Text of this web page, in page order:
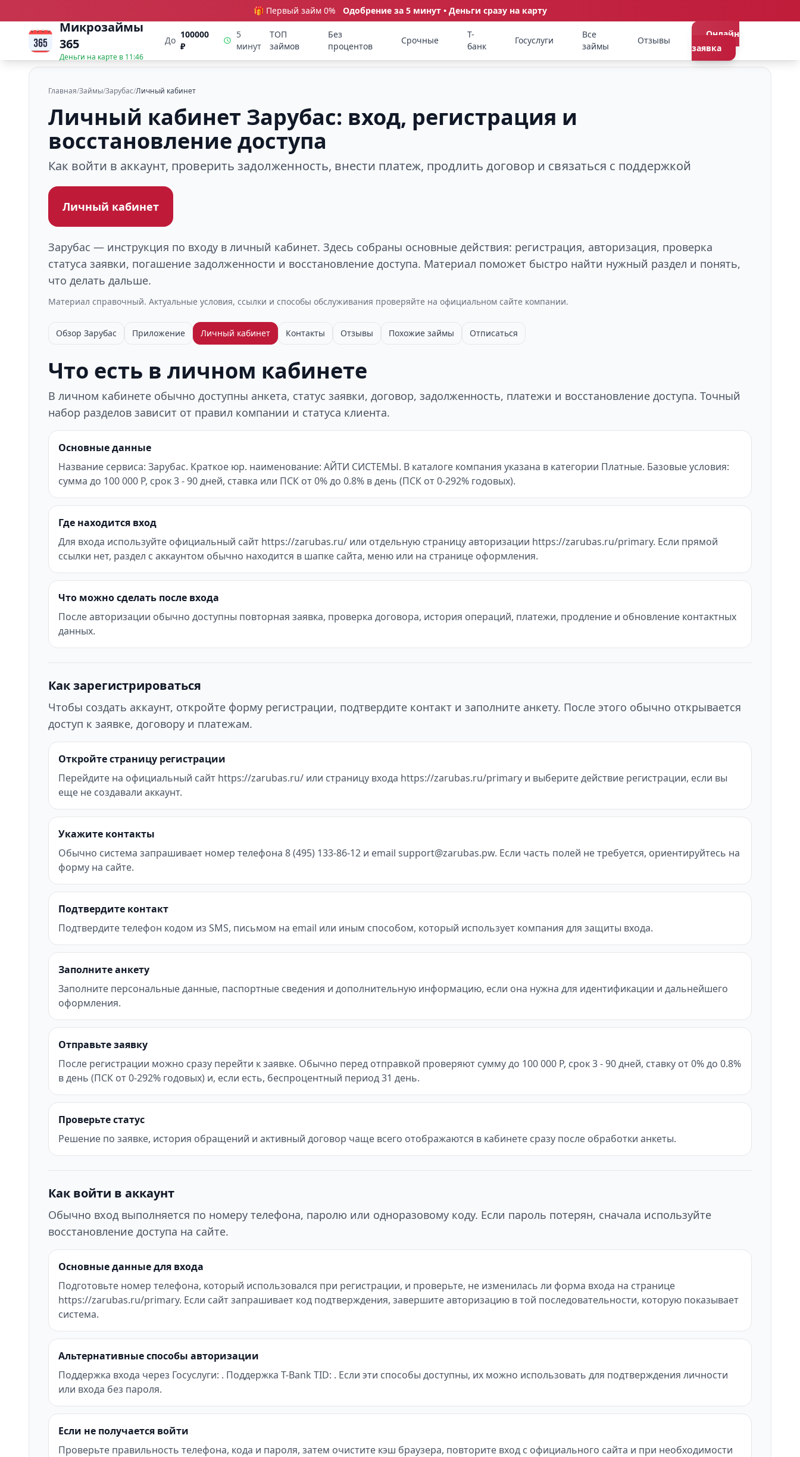
🎁 Первый займ 0% Одобрение за 5 минут • Деньги сразу на карту
Микрозаймы
365
Деньги на карте в 11:46
До
100000
₽
5
минут
ТОП
займов
Без
процентов
Срочные
Т-
банк
Госуслуги
Все
займы
Отзывы
Онлайн
заявка
Главная/Займы/Зарубас/Личный кабинет
Личный кабинет Зарубас: вход, регистрация и
восстановление доступа
Как войти в аккаунт, проверить задолженность, внести платеж, продлить договор и связаться с поддержкой
Личный кабинет
Зарубас — инструкция по входу в личный кабинет. Здесь собраны основные действия: регистрация, авторизация, проверка
статуса заявки, погашение задолженности и восстановление доступа. Материал поможет быстро найти нужный раздел и понять,
что делать дальше.
Материал справочный. Актуальные условия, ссылки и способы обслуживания проверяйте на официальном сайте компании.
Обзор Зарубас Приложение Личный кабинет Контакты Отзывы Похожие займы Отписаться
Что есть в личном кабинете
В личном кабинете обычно доступны анкета, статус заявки, договор, задолженность, платежи и восстановление доступа. Точный
набор разделов зависит от правил компании и статуса клиента.
Основные данные
Название сервиса: Зарубас. Краткое юр. наименование: АЙТИ СИСТЕМЫ. В каталоге компания указана в категории Платные. Базовые условия:
сумма до 100 000 Р, срок 3 - 90 дней, ставка или ПСК от 0% до 0.8% в день (ПСК от 0-292% годовых).
Где находится вход
Для входа используйте официальный сайт https://zarubas.ru/ или отдельную страницу авторизации https://zarubas.ru/primary. Если прямой
ссылки нет, раздел с аккаунтом обычно находится в шапке сайта, меню или на странице оформления.
Что можно сделать после входа
После авторизации обычно доступны повторная заявка, проверка договора, история операций, платежи, продление и обновление контактных
данных.
Как зарегистрироваться
Чтобы создать аккаунт, откройте форму регистрации, подтвердите контакт и заполните анкету. После этого обычно открывается
доступ к заявке, договору и платежам.
Откройте страницу регистрации
Перейдите на официальный сайт https://zarubas.ru/ или страницу входа https://zarubas.ru/primary и выберите действие регистрации, если вы
еще не создавали аккаунт.
Укажите контакты
Обычно система запрашивает номер телефона 8 (495) 133-86-12 и email support@zarubas.pw. Если часть полей не требуется, ориентируйтесь на
форму на сайте.
Подтвердите контакт
Подтвердите телефон кодом из SMS, письмом на email или иным способом, который использует компания для защиты входа.
Заполните анкету
Заполните персональные данные, паспортные сведения и дополнительную информацию, если она нужна для идентификации и дальнейшего
оформления.
Отправьте заявку
После регистрации можно сразу перейти к заявке. Обычно перед отправкой проверяют сумму до 100 000 Р, срок 3 - 90 дней, ставку от 0% до 0.8%
в день (ПСК от 0-292% годовых) и, если есть, беспроцентный период 31 день.
Проверьте статус
Решение по заявке, история обращений и активный договор чаще всего отображаются в кабинете сразу после обработки анкеты.
Как войти в аккаунт
Обычно вход выполняется по номеру телефона, паролю или одноразовому коду. Если пароль потерян, сначала используйте
восстановление доступа на сайте.
Основные данные для входа
Подготовьте номер телефона, который использовался при регистрации, и проверьте, не изменилась ли форма входа на странице
https://zarubas.ru/primary. Если сайт запрашивает код подтверждения, завершите авторизацию в той последовательности, которую показывает
система.
Альтернативные способы авторизации
Поддержка входа через Госуслуги: . Поддержка T-Bank TID: . Если эти способы доступны, их можно использовать для подтверждения личности
или входа без пароля.
Если не получается войти
Проверьте правильность телефона, кода и пароля, затем очистите кэш браузера, повторите вход с официального сайта и при необходимости